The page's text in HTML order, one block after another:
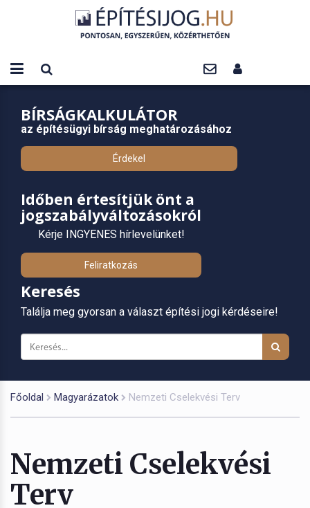
BÍRSÁGKALKULÁTOR
az építésügyi bírság meghatározásához
Érdekel
Időben értesítjük önt a
jogszabályváltozásokról
Kérje INGYENES hírlevelünket!
Feliratkozás
Keresés
Találja meg gyorsan a választ építési jogi kérdéseire!
Főoldal Magyarázatok Nemzeti Cselekvési Terv
Nemzeti Cselekvési
Terv